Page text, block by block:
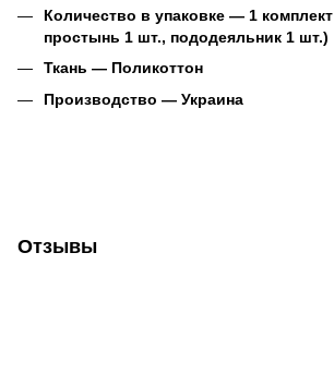
Количество в упаковке ― 1
простынь 1 шт., пододеяльник 1 шт.)
Ткань ― Поликоттон
Производство ― Украина
Отзывы